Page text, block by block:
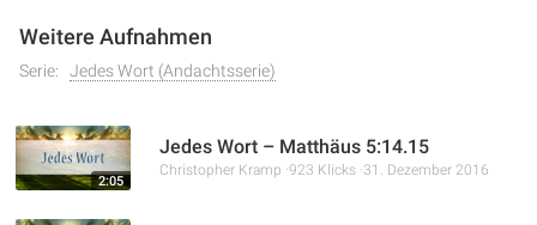
Weitere Aufnahmen
Serie: Jedes Wort (Andachtsserie)
2:05
Jedes Wort – Matthäus 5:14.15
Christopher Kramp 923 Klicks 31. Dezember 2016